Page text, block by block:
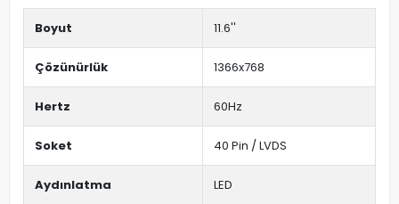
Boyut 11.6''
Çözünürlük 1366x768
Hertz 60Hz
Soket 40 Pin / LVDS
Aydınlatma LED